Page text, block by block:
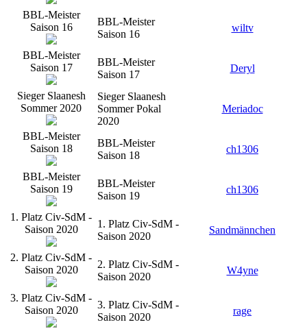
BBL-Meister
Saison 16
BBL-Meister
Saison 16
wiltv
BBL-Meister
Saison 17
BBL-Meister
Saison 17
Deryl
Sieger Slaanesh
Sommer 2020
Sieger Slaanesh
Sommer Pokal
2020
Meriadoc
BBL-Meister
Saison 18
BBL-Meister
Saison 18
ch1306
BBL-Meister
Saison 19
BBL-Meister
Saison 19
ch1306
1. Platz Civ-SdM -
Saison 2020
1. Platz Civ-SdM -
Saison 2020
Sandmännchen
2. Platz Civ-SdM -
Saison 2020
2. Platz Civ-SdM -
Saison 2020
W4yne
3. Platz Civ-SdM -
Saison 2020
3. Platz Civ-SdM -
Saison 2020
rage